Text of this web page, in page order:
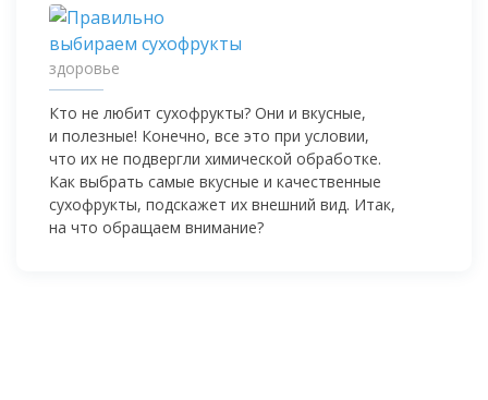
здоровье
Кто не любит сухофрукты? Они и вкусные,
и полезные! Конечно, все это при условии,
что их не подвергли химической обработке.
Как выбрать самые вкусные и качественные
сухофрукты, подскажет их внешний вид. Итак,
на что обращаем внимание?